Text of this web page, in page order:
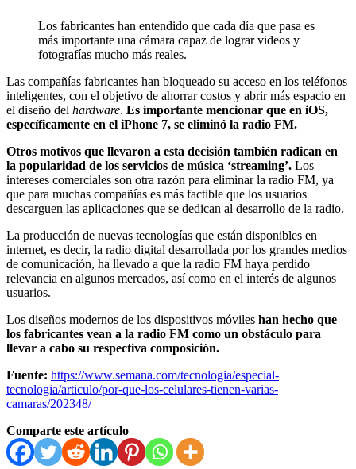
Los fabricantes han entendido que cada día que pasa es
más importante una cámara capaz de lograr videos y
fotografías mucho más reales.
Las compañías fabricantes han bloqueado su acceso en los teléfonos
inteligentes, con el objetivo de ahorrar costos y abrir más espacio en
el diseño del hardware. Es importante mencionar que en iOS,
específicamente en el iPhone 7, se eliminó la radio FM.
Otros motivos que llevaron a esta decisión también radican en
la popularidad de los servicios de música ‘streaming’. Los
intereses comerciales son otra razón para eliminar la radio FM, ya
que para muchas compañías es más factible que los usuarios
descarguen las aplicaciones que se dedican al desarrollo de la radio.
La producción de nuevas tecnologías que están disponibles en
internet, es decir, la radio digital desarrollada por los grandes medios
de comunicación, ha llevado a que la radio FM haya perdido
relevancia en algunos mercados, así como en el interés de algunos
usuarios.
Los diseños modernos de los dispositivos móviles han hecho que
los fabricantes vean a la radio FM como un obstáculo para
llevar a cabo su respectiva composición.
Fuente: https://www.semana.com/tecnologia/especial-
tecnologia/articulo/por-que-los-celulares-tienen-varias-
camaras/202348/
Comparte este artículo